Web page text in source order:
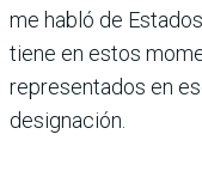
me habló de
tiene en estos
representados en
designación.